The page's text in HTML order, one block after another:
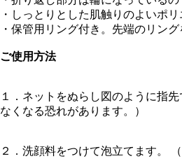
・しっとりとした肌触りのよいポ
・保管用リング付き。先端のリン
ご使用方法
１．ネットをぬらし図のように指
なくなる恐れがあります。）
２．洗顔料をつけて泡立てます。